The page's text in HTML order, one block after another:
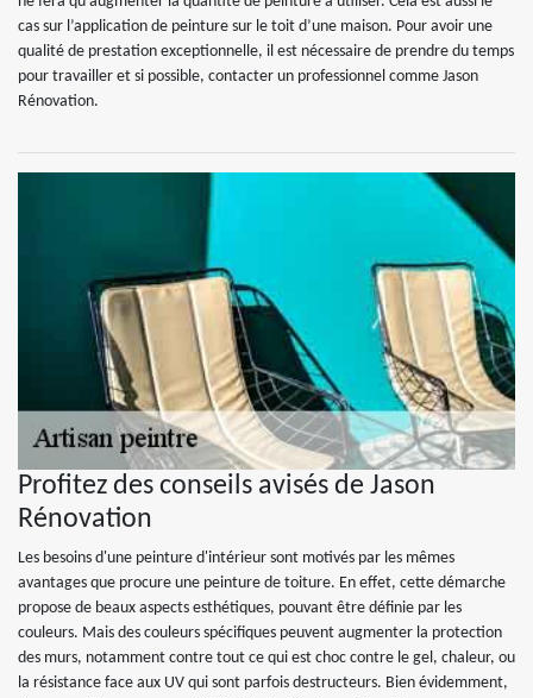
cas sur l’application de peinture sur le toit d’une maison. Pour avoir une
qualité de prestation exceptionnelle, il est nécessaire de prendre du temps
pour travailler et si possible, contacter un professionnel comme Jason
Rénovation.
Profitez des conseils avisés de Jason
Rénovation
Les besoins d'une peinture d'intérieur sont motivés par les mêmes
avantages que procure une peinture de toiture. En effet, cette démarche
propose de beaux aspects esthétiques, pouvant être définie par les
couleurs. Mais des couleurs spécifiques peuvent augmenter la protection
des murs, notamment contre tout ce qui est choc contre le gel, chaleur, ou
la résistance face aux UV qui sont parfois destructeurs. Bien évidemment,